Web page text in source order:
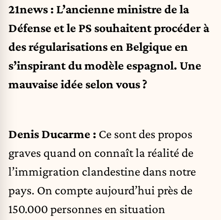
21news : L’ancienne ministre de la
Défense et le PS souhaitent procéder à
des régularisations en Belgique en
s’inspirant du modèle espagnol. Une
mauvaise idée selon vous ?
Denis Ducarme : Ce sont des propos
graves quand on connaît la réalité de
l’immigration clandestine dans notre
pays. On compte aujourd’hui près de
150.000 personnes en situation